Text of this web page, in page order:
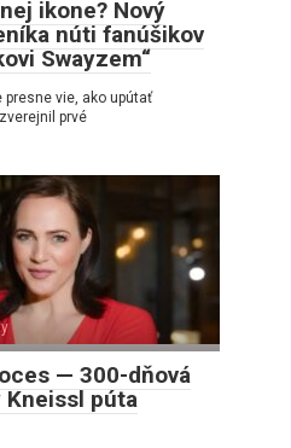
ikone? Nový
núti fanúšikov
Swayzem“
presne vie, ako upútať
prvé
— 300-dňová
Kneissl púta